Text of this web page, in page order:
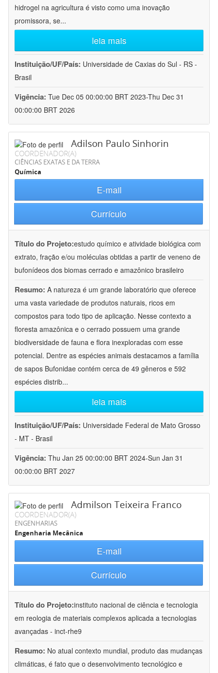
hidrogel na agricultura é visto como uma inovação
promissora, se...
leia mais
Instituição/UF/País: Universidade de Caxias do Sul - RS -
Brasil
Vigência: Tue Dec 05 00:00:00 BRT 2023-Thu Dec 31
00:00:00 BRT 2026
Adilson Paulo Sinhorin
COORDENADOR(A)
CIÊNCIAS EXATAS E DA TERRA
Química
E-mail
Currículo
Título do Projeto:estudo químico e atividade biológica com
extrato, fração e/ou moléculas obtidas a partir de veneno de
bufonídeos dos biomas cerrado e amazônico brasileiro
Resumo: A natureza é um grande laboratório que oferece
uma vasta variedade de produtos naturais, ricos em
compostos para todo tipo de aplicação. Nesse contexto a
floresta amazônica e o cerrado possuem uma grande
biodiversidade de fauna e flora inexploradas com esse
potencial. Dentre as espécies animais destacamos a família
de sapos Bufonidae contém cerca de 49 gêneros e 592
espécies distrib...
leia mais
Instituição/UF/País: Universidade Federal de Mato Grosso
- MT - Brasil
Vigência: Thu Jan 25 00:00:00 BRT 2024-Sun Jan 31
00:00:00 BRT 2027
Admilson Teixeira Franco
COORDENADOR(A)
ENGENHARIAS
Engenharia Mecânica
E-mail
Currículo
Título do Projeto:instituto nacional de ciência e tecnologia
em reologia de materiais complexos aplicada a tecnologias
avançadas - inct-rhe9
Resumo: No atual contexto mundial, produto das mudanças
climáticas, é fato que o desenvolvimento tecnológico e